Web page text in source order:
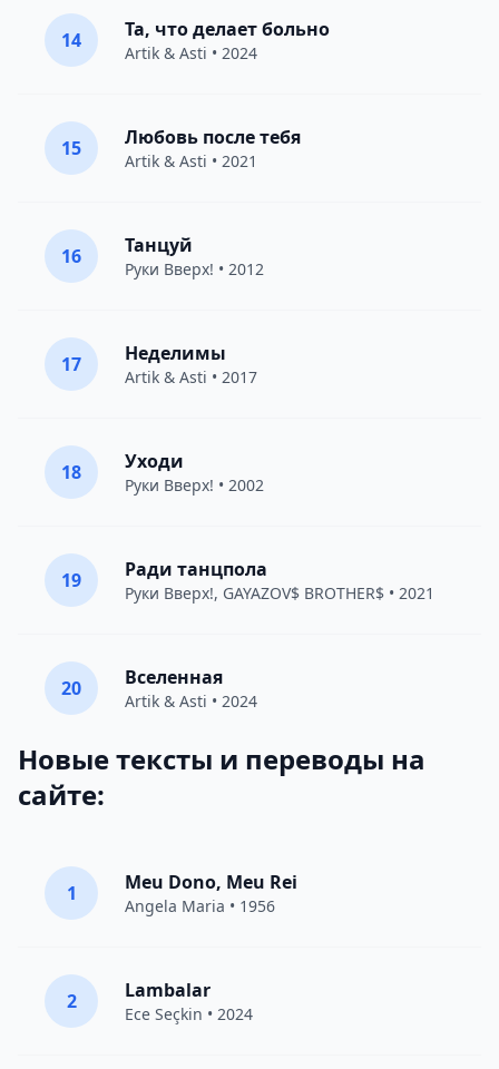
14 Та, что делает больно
Artik & Asti • 2024
15 Любовь после тебя
Artik & Asti • 2021
16 Танцуй
Руки Вверх! • 2012
17 Неделимы
Artik & Asti • 2017
18 Уходи
Руки Вверх! • 2002
19 Ради танцпола
Руки Вверх!, GAYAZOV$ BROTHER$ • 2021
20 Вселенная
Artik & Asti • 2024
Новые тексты и переводы на
сайте:
1 Meu Dono, Meu Rei
Angela Maria • 1956
2 Lambalar
Ece Seçkin • 2024